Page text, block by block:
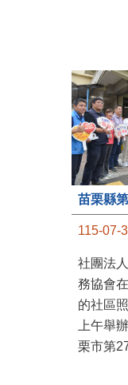
115-07-
社團法
務協會
的社區
上午舉
栗市第